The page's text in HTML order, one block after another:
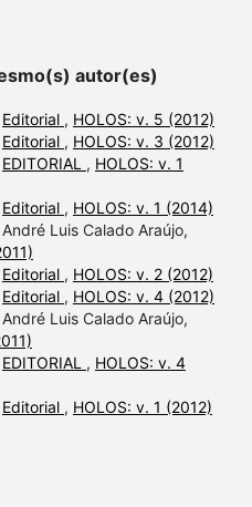
autor(es)
Editorial , HOLOS: v. 5 (2012)
Editorial , HOLOS: v. 3 (2012)
EDITORIAL , HOLOS: v. 1
Editorial , HOLOS: v. 1 (2014)
Luis Calado Araújo,
Editorial , HOLOS: v. 2 (2012)
Editorial , HOLOS: v. 4 (2012)
Luis Calado Araújo,
EDITORIAL , HOLOS: v. 4
Editorial , HOLOS: v. 1 (2012)